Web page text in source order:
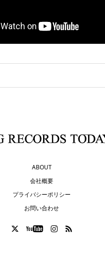
ABOUT
会社概要
プライバシーポリシー
お問い合わせ